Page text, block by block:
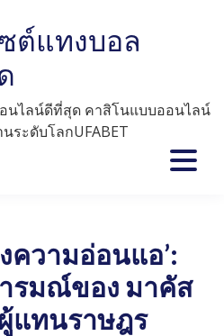
ซต์แทงบอล
อนไลน์ดีที่สุด คาสิโนแบบออนไลน์
ระดับโลกUFABET
ความอ่อนแอ’:
รมณ์ของ มาคัส
แทนราษฎร